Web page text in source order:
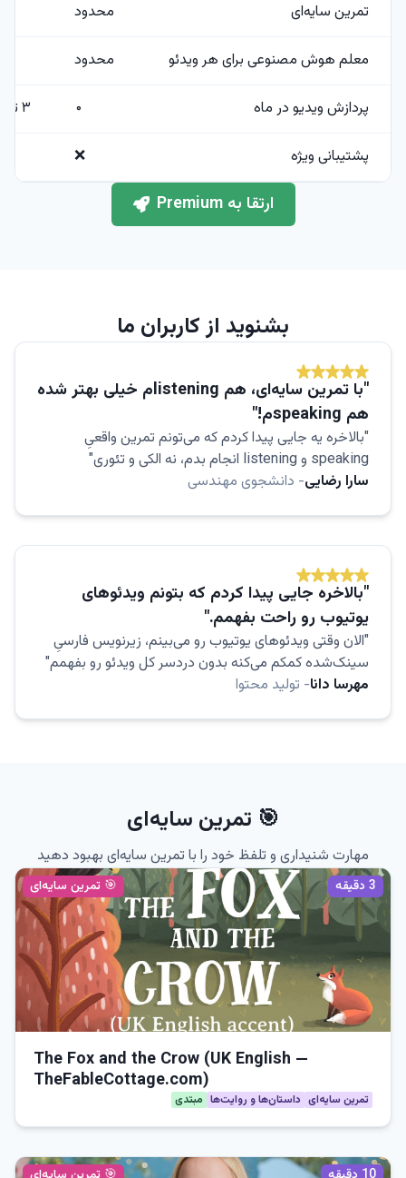
تمرین سایه‌ای محدود
معلم هوش مصنوعی برای هر ویدئو محدود
پردازش ویدیو در ماه ۰ ۳ تا ۱۰ ویدئو!
پشتیبانی ویژه ❌
ارتقا به Premium
بشنوید از کاربران ما
"با تمرین سایه‌ای، هم listening‌م خیلی بهتر شده
هم speaking‌م!"
"بالاخره یه جایی پیدا کردم که می‌تونم تمرین واقعیِ
speaking و listening انجام بدم، نه الکی و تئوری"
سارا رضایی- دانشجوی مهندسی
"بالاخره جایی پیدا کردم که بتونم ویدئو‌های
یوتیوب رو راحت بفهمم."
"الان وقتی ویدئوهای یوتیوب رو می‌بینم، زیرنویس فارسیِ
سینک‌شده کمکم می‌کنه بدون دردسر کل ویدئو رو بفهمم"
مهرسا دانا- تولید محتوا
🎯 تمرین سایه‌ای
مهارت شنیداری و تلفظ خود را با تمرین سایه‌ای بهبود دهید
3 دقیقه 🎯 تمرین سایه‌ای
The Fox and the Crow (UK English —
TheFableCottage.com)
تمرین سایه‌ای داستان‌ها و روایت‌ها مبتدی